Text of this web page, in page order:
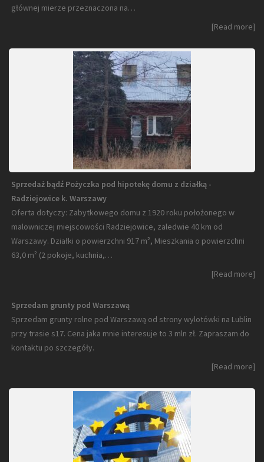
głównej mierze przeznaczona na…
[Read more]
Sprzedaż bądź Pożyczka pod hipotekę domu z działką -
Radziejowice k. Warszawy
Oferta dotyczy: Zabytkowego domu z 1920 roku położonego w
malowniczej miejscowości Radziejowice, zaledwie 40 km od
Warszawy. Działki o powierzchni 917 m², Mieszkania o powierzchni
63,0 m² (2 pokoje, kuchnia,…
[Read more]
Sprzedam grunty pod Warszawą
Sprzedam grunty rolne pod Warszawą od strony wylotówki na Lublin
przy trasie s17. Cena jaka mnie interesuje to 3 mln zł. Zapraszam do
kontaktu po szczegóły.
[Read more]